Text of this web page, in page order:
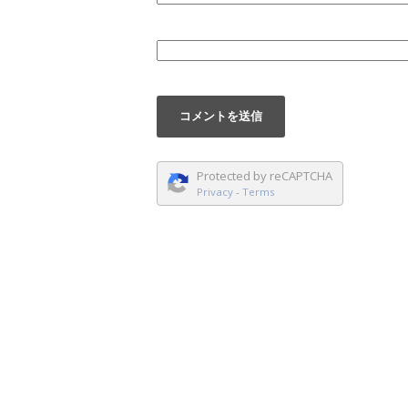
Protected by reCAPTCHA
Privacy - Terms